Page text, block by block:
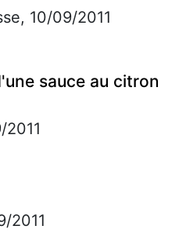
10/09/2011
sauce au citron
2011